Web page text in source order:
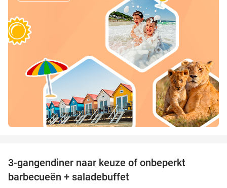
3-gangendiner naar keuze of onbeperkt
barbecueën + saladebuffet